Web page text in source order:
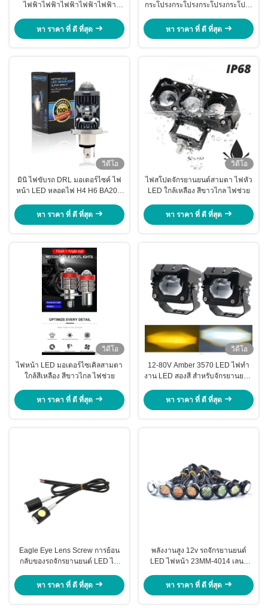
ไฟฟ้าไฟฟ้าไฟฟ้าไฟฟ้าไฟฟ้า
หา ราคา ที่ ดี ที่สุด
กระโปรงกระโปรงกระโปรงกระโปรง
กระโปรงกระโปรงกระโปรงกระโปรง
กระโปรงกระโปรง
หา ราคา ที่ ดี ที่สุด
วิดีโอ
มินิ ไฟขับรถ DRL มอเตอร์ไซค์ ไฟ
หน้า LED หลอดไฟ H4 H6 BA20D
เลนส์สองสี
หา ราคา ที่ ดี ที่สุด
วิดีโอ
ไฟสโปตจักรยานยนต์สามตา ไฟหัว
LED ใกล้เหลือง สีขาวไกล ไฟช่วย
หา ราคา ที่ ดี ที่สุด
วิดีโอ
ไฟหน้า LED มอเตอร์ไซเคิลสามตา
ใกล้สีเหลือง สีขาวไกล ไฟช่วย
หา ราคา ที่ ดี ที่สุด
วิดีโอ
12-80V Amber 3570 LED ไฟทํา
งาน LED สองสี สําหรับจักรยานยนต์
หา ราคา ที่ ดี ที่สุด
Eagle Eye Lens Screw การย้อน
กลับของรถจักรยานยนต์ LED ไฟ
หา ราคา ที่ ดี ที่สุด
พลังงานสูง 12v รถจักรยานยนต์
LED ไฟหน้า 23MM-4014 เลนส์
หา ราคา ที่ ดี ที่สุด